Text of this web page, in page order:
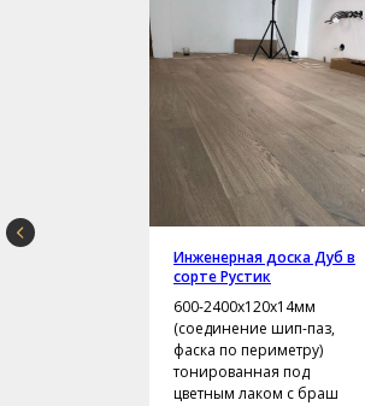
Инженерная доска Дуб в
сорте Рустик
600-2400х120х14мм
(соединение шип-паз,
фаска по периметру)
тонированная под
цветным лаком с браш